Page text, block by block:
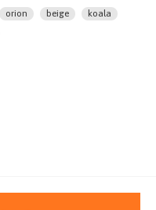
orion beige
koala